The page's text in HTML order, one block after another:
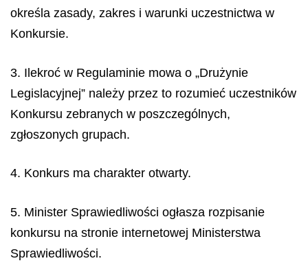
określa zasady, zakres i warunki uczestnictwa w
Konkursie.
3. Ilekroć w Regulaminie mowa o „Drużynie
Legislacyjnej” należy przez to rozumieć uczestników
Konkursu zebranych w poszczególnych,
zgłoszonych grupach.
4. Konkurs ma charakter otwarty.
5. Minister Sprawiedliwości ogłasza rozpisanie
konkursu na stronie internetowej Ministerstwa
Sprawiedliwości.